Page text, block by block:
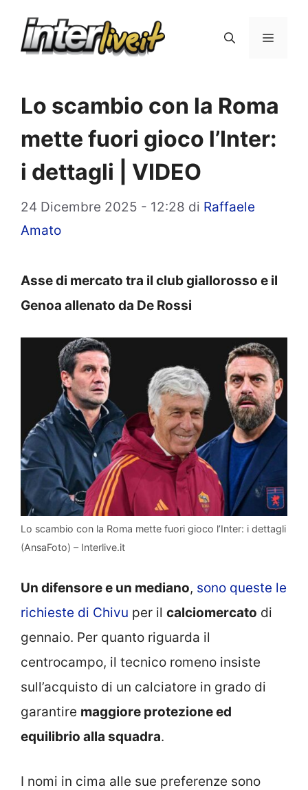
Menu
Lo scambio con la Roma
mette fuori gioco l’Inter:
i dettagli | VIDEO
24 Dicembre 2025 - 12:28 di Raffaele
Amato
Asse di mercato tra il club giallorosso e il
Genoa allenato da De Rossi
Lo scambio con la Roma mette fuori gioco l’Inter: i dettagli
(AnsaFoto) – Interlive.it
Un difensore e un mediano, sono queste le
richieste di Chivu per il calciomercato di
gennaio. Per quanto riguarda il
centrocampo, il tecnico romeno insiste
sull’acquisto di un calciatore in grado di
garantire maggiore protezione ed
equilibrio alla squadra.
I nomi in cima alle sue preferenze sono